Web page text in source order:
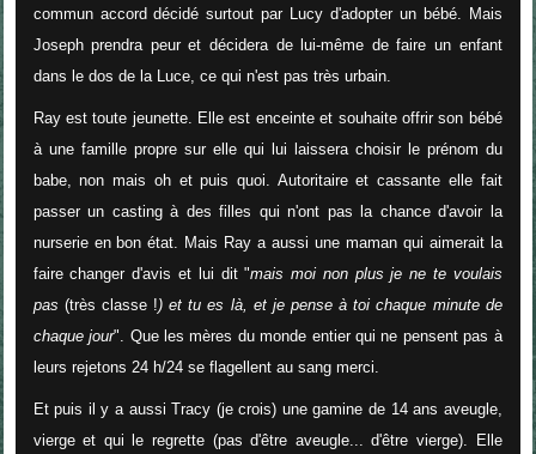
commun accord décidé surtout par Lucy d'adopter un bébé. Mais
Joseph prendra peur et décidera de lui-même de faire un enfant
dans le dos de la Luce, ce qui n'est pas très urbain.
Ray est toute jeunette. Elle est enceinte et souhaite offrir son bébé
à une famille propre sur elle qui lui laissera choisir le prénom du
babe, non mais oh et puis quoi. Autoritaire et cassante elle fait
passer un casting à des filles qui n'ont pas la chance d'avoir la
nurserie en bon état. Mais Ray a aussi une maman qui aimerait la
faire changer d'avis et lui dit "mais moi non plus je ne te voulais
pas (très classe !) et tu es là, et je pense à toi chaque minute de
chaque jour". Que les mères du monde entier qui ne pensent pas à
leurs rejetons 24 h/24 se flagellent au sang merci.
Et puis il y a aussi Tracy (je crois) une gamine de 14 ans aveugle,
vierge et qui le regrette (pas d'être aveugle... d'être vierge). Elle